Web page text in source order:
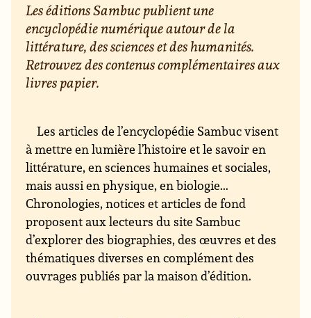
Les éditions Sambuc publient une
encyclopédie numérique autour de la
littérature, des sciences et des humanités.
Retrouvez des contenus complémentaires aux
livres papier.
Les articles de l’encyclopédie Sambuc visent
à mettre en lumière l’histoire et le savoir en
littérature, en sciences humaines et sociales,
mais aussi en physique, en biologie...
Chronologies, notices et articles de fond
proposent aux lecteurs du site Sambuc
d’explorer des biographies, des œuvres et des
thématiques diverses en complément des
ouvrages publiés par la maison d’édition.